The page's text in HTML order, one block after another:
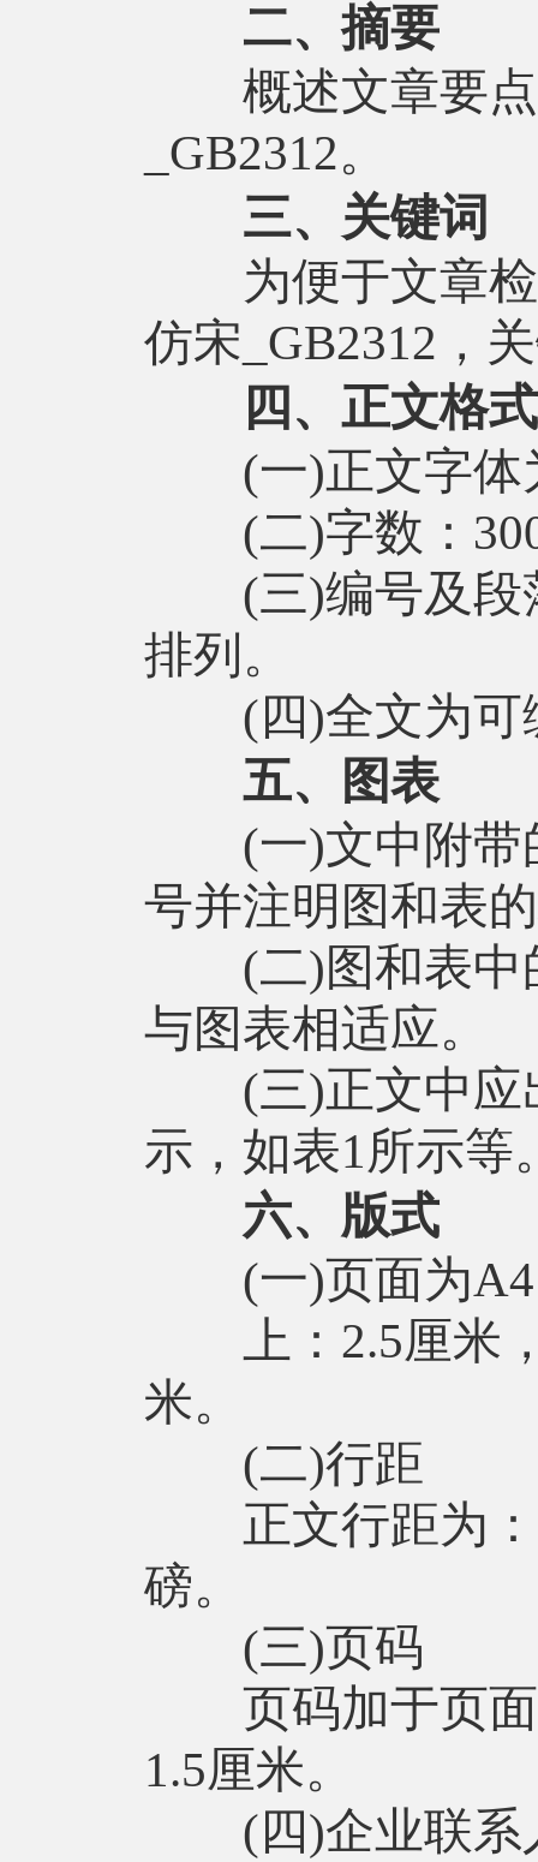
二、摘要
概述文章要点
_GB2312。
三、关键词
为便于文章检
仿宋_GB2312，
四、正文格
(一)正文字体
(二)字数：
(三)编号及段
排列。
(四)全文为可
五、图表
(一)文中附带
号并注明图和表
(二)图和表中
与图表相适应。
(三)正文中应
示，如表1所示等
六、版式
(一)页面为A4
上：2.5厘米，
米。
(二)行距
正文行距为：
磅。
(三)页码
页码加于页面
1.5厘米。
(四)企业联系